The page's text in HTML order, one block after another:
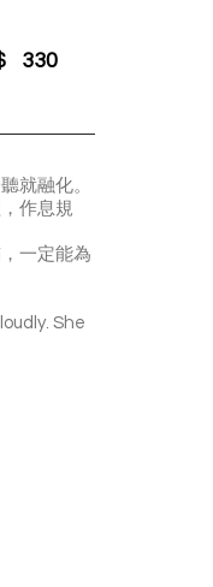
330
就融化。
作息規
一定能為
She